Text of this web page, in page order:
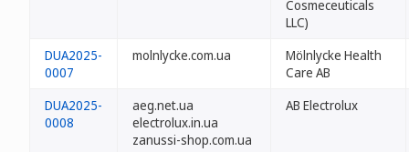
Cosmeceuticals
LLC)
DUA2025-
0007
molnlycke.com.ua
Mölnlycke Health
Care AB
DUA2025-
0008
aeg.net.ua
electrolux.in.ua
zanussi-shop.com.ua
AB Electrolux